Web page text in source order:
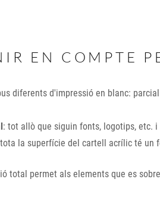
EN COMPTE
diferents d'impressió en blanc:
: tot allò que siguin fonts, logotips, etc.
la superfície del cartell acrílic té un
total permet als elements que es